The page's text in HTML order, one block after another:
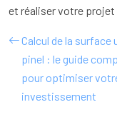
et réaliser votre
Calcul de la surface
pinel : le guide
pour optimiser
investissement